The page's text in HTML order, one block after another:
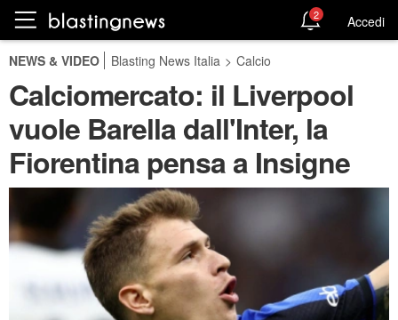
2 Accedi
NEWS & VIDEO Blasting News Italia > Calcio
Calciomercato: il Liverpool
vuole Barella dall'Inter, la
Fiorentina pensa a Insigne